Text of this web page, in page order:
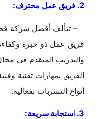
2. فريق عمل محترف:
– تتألف أفضل شركة
فريق عمل ذو خبرة وكفاءة
والتدريب المتقدم في
الفريق بمهارات تقنية
أنواع التسربات بفعالية.
3. استجابة سريعة: